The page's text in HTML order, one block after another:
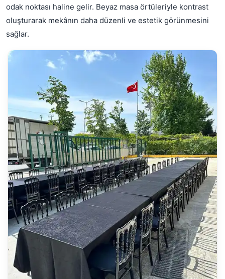
odak noktası haline gelir. Beyaz masa örtüleriyle kontrast
oluşturarak mekânın daha düzenli ve estetik görünmesini
sağlar.